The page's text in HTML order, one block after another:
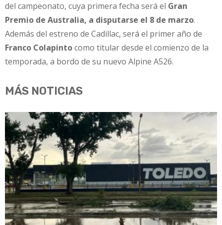
del campeonato, cuya primera fecha será el Gran
Premio de Australia, a disputarse el 8 de marzo.
Además del estreno de Cadillac, será el primer año de
Franco Colapintocomo titular desde el comienzo de la
temporada, a bordo de su nuevo Alpine A526.
MÁS NOTICIAS